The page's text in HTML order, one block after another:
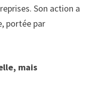
Son action a
portée par
mais